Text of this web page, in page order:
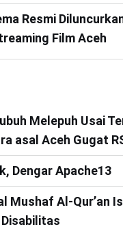
Resmi
Film Aceh
Melepuh Usai
asal Aceh Gugat
Dengar Apache13
Mushaf Al-Qur’an